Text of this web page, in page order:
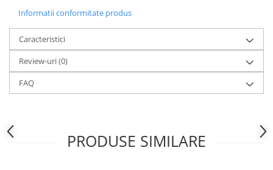
Informatii conformitate produs
Caracteristici
Review-uri(0)
FAQ
PRODUSE SIMILARE